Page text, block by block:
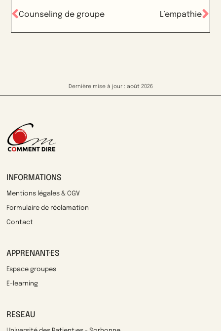
Counseling de groupe L’empathie
Dernière mise à jour : août 2026
INFORMATIONS
Mentions légales & CGV
Formulaire de réclamation
Contact
APPRENANT·ES
Espace groupes
E-learning
RESEAU